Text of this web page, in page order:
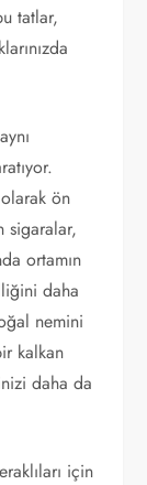
tatlar,
ön
sigaralar,
ortamın
daha
nemini
kalkan
daha da
için